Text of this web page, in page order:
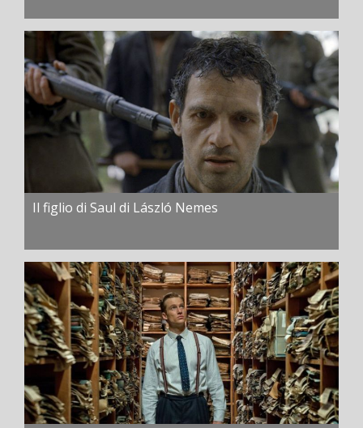
Il figlio di Saul di László Nemes